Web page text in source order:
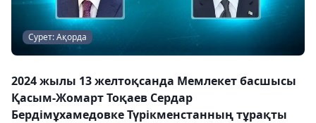
Сурет: Ақорда
2024 жылы 13 желтоқсанда Мемлекет басшысы
Қасым-Жомарт Тоқаев Сердар
Бердімұхамедовке Түрікменстанның тұрақты